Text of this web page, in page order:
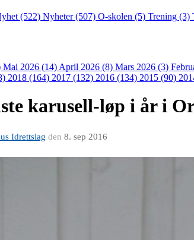
(522) Nyheter (507) O-skolen (5) Trening (3)
Mai 2026 (14) April 2026 (8) Mars 2026 (3)
2018 (164) 2017 (132) 2016 (134) 2015 (90)
karusell-løp i år i
Idrettslag den 8. sep 2016